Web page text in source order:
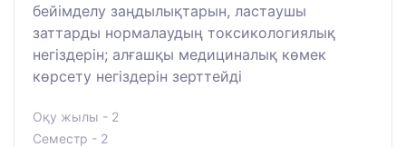
бейімделу заңдылықтарын, ластаушы
заттарды нормалаудың токсикологиялық
негіздерін; алғашқы медициналық көмек
көрсету негіздерін зерттейді
Оқу жылы - 2
Семестр - 2